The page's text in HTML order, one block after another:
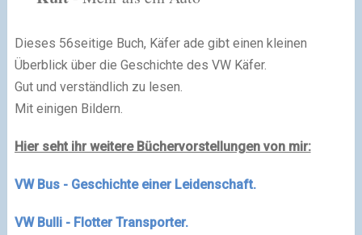
Dieses 56seitige Buch, Käfer ade gibt einen kleinen
Überblick über die Geschichte des VW Käfer.
Gut und verständlich zu lesen.
Mit einigen Bildern.
Hier seht ihr weitere Büchervorstellungen von mir:
VW Bus - Geschichte einer Leidenschaft.
VW Bulli - Flotter Transporter.